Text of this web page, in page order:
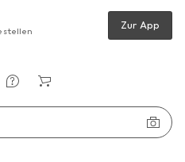
Zur App